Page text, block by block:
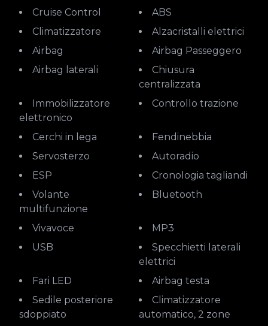
Cruise Control
ABS
Climatizzatore
Alzacristalli elettrici
Airbag
Airbag Passeggero
Airbag laterali
Chiusura
centralizzata
Immobilizzatore
elettronico
Controllo trazione
Cerchi in lega
Fendinebbia
Servosterzo
Autoradio
ESP
Cronologia tagliandi
Volante
multifunzione
Bluetooth
Vivavoce
MP3
USB
Specchietti laterali
elettrici
Fari LED
Airbag testa
Sedile posteriore
sdoppiato
Climatizzatore
automatico, 2 zone